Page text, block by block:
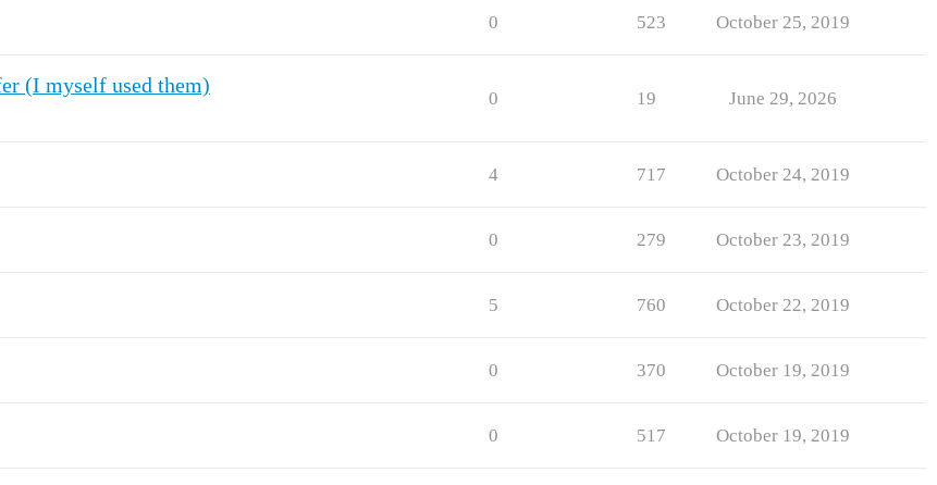
0 523 October 25, 2019
(I myself used them)
0 19 June 29, 2026
4 717 October 24, 2019
0 279 October 23, 2019
5 760 October 22, 2019
0 370 October 19, 2019
0 517 October 19, 2019